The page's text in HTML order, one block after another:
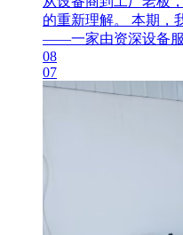
的重新理解。 本期，
——一家由资深设备
08
07